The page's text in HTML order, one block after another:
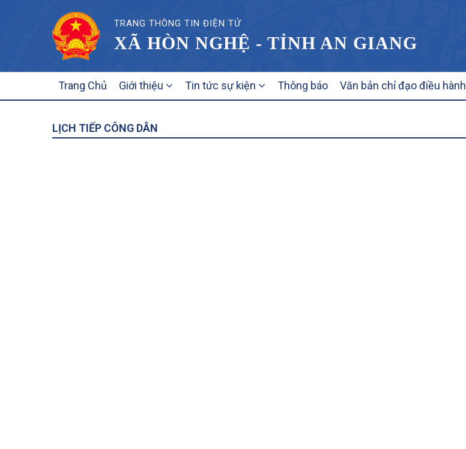
TRANG THÔNG TIN ĐIỆN TỬ
XÃ HÒN NGHỆ - TỈNH AN GIANG
NAVIGATION
Trang Chủ Giới thiệu Tin tức sự kiện Thông báo Văn bản chỉ đạo điều hành
LỊCH TIẾP CÔNG DÂN